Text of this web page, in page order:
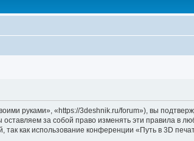
руками», «https://3deshnik.ru/forum»), вы
за собой право изменять эти правила в
как использование конференции «Путь в 3D